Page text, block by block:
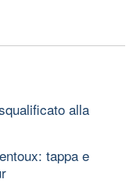
alla
tappa e